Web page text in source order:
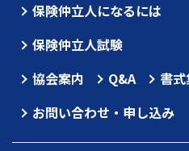
保険仲立人になるには
保険仲立人試験
協会案内
Q&A 書
お問い合わせ・申し込み